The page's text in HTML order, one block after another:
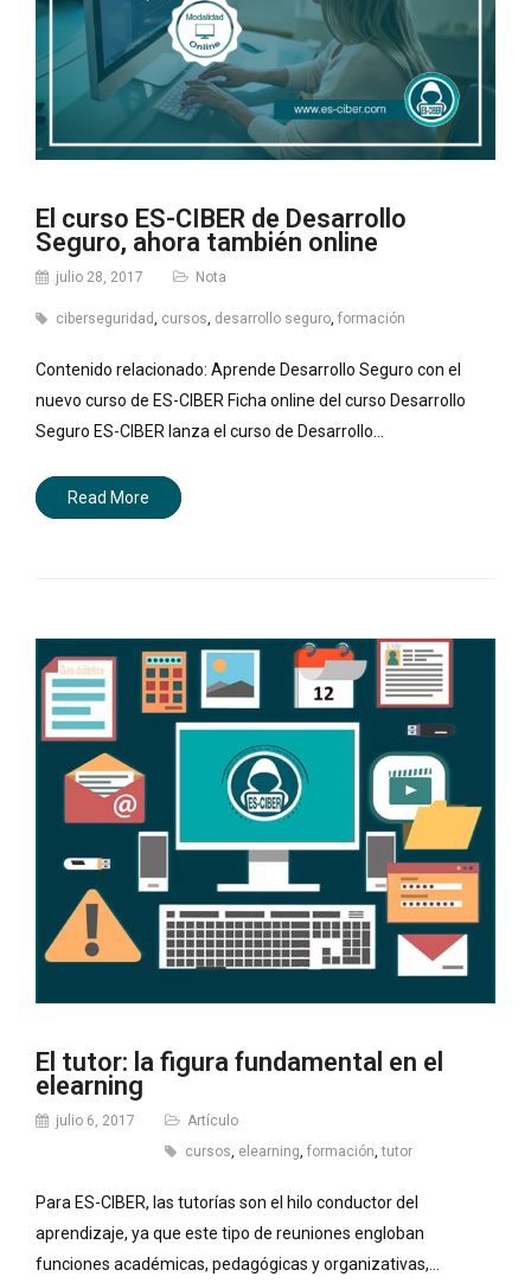
El curso ES-CIBER de Desarrollo
Seguro, ahora también online
julio 28, 2017 Nota
ciberseguridad, cursos, desarrollo seguro, formación
Contenido relacionado: Aprende Desarrollo Seguro con el
nuevo curso de ES-CIBER Ficha online del curso Desarrollo
Seguro ES-CIBER lanza el curso de Desarrollo…
Read More
El tutor: la figura fundamental en el
elearning
julio 6, 2017
Artículo
cursos, elearning, formación,tutor
Para ES-CIBER, las tutorías son el hilo conductor del
aprendizaje, ya que este tipo de reuniones engloban
funciones académicas, pedagógicas y organizativas,…